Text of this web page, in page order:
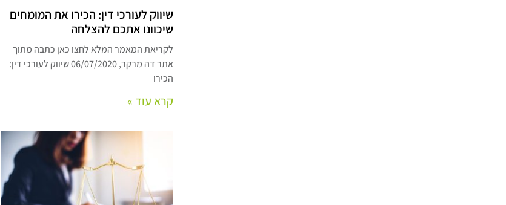
שיווק לעורכי דין: הכירו את המומחים
שיכוונו אתכם להצלחה
לקריאת המאמר המלא לחצו כאן כתבה מתוך
אתר דה מרקר, 06/07/2020 שיווק לעורכי דין:
הכירו
קרא עוד »